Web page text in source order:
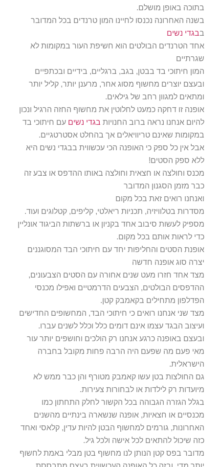
בתוכה באופן מושלם.
בשנה האחרונה נכנסו לחיינו המון טרנדים בכל המדובר
בבגדי נשים
אחד הטרנדים הבולטים הוא חשיפת העור במקומות לא
שגרתיים
המון חיתוכי בד בבטן, בגב, ברגליים, בידיים ובכתפיים
ובעצם יוצרים מחשוף מסוג אחר, מרענן יותר, קליל יותר
ומתאים למגוון רחב של גילאים.
אופנה זו דחקה כמעט לחלוטין את מחשוף החזה הרגיל ונכון
להיום אנחנו נראה ברוב החנויות בגדי נשים עם חיתוכי בד
במקומות שאינם טריוויאלים אך בהחלט אסטרטגיים.
אבל אין כל ספק כי האופנה הכי עכשווית בבגדי נשים היא
ללא ספק הסטים!
מכנס וחולצה או חצאית וחולצה באותו ההדפס או צבע זה
כבר מזמן הסגנון המדובר
ואנחנו רואים זאת בכל מקום
מסדרות בטלוויזיה, תכניות ריאלטי, קליפים, קטלוגים ועוד.
מספיק לעשות סיבוב אחד בקניון או ברשתות הביגוד אונליין
כדי לראות אותם בכל מקום.
אופנת הסטים והחליפות יחד עם חיתוכי הבד המסוגננים
יצרה סוג אופנה חדשה
מצד אחד חזרו מעט שנים אחורה עם הסטים הצבעונים,
ההדפסים הבולטים, הצבעים הדרמטיים ואפילו מכנסי
הפדלפון מתחילים בקאמבק קטן.
מצד שני אנחנו רואים כי חיתוכי הבד, המחשופים החדישים
ועיצוב הבגד עצמו אינם דומים כלל וכלל לשנים עברו.
ובעצם באופנה כרגע אנחנו רק הולכים וחושפים יותר עור
מאי פעם מה שפעם היה הרבה פחות מקובל בחברה
הישראלית.
גם החולצות בטן עשו קאמבק מטורף והן כבר ממש לא
מיועדות רק לילדות או לבחורות צעירות.
בגלל הגזרה הגבוהה בכל הקשור לחלק התחתון כמו
מכנסיים או חצאיות, אופנה שנשארה בינתיים מהשנים
האחרונות, גורמים למחשוף הבטן להיות עדין, קלאסי ואחד
כזה שיכול להתאים לכל אישה ולכל גיל.
מדובר בפס קטן הנותן לנו מחשוף בטן מבלי באמת לחשוף